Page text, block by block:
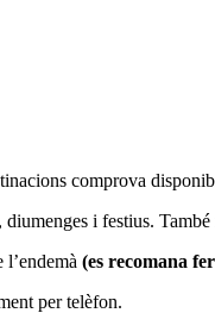
comprova
diumenges i festius.
(es recomana
per telèfon.